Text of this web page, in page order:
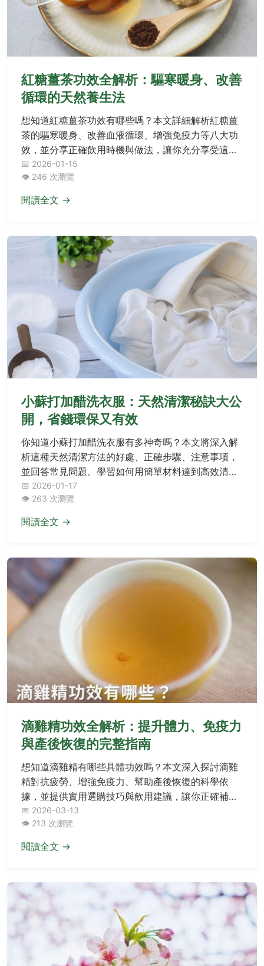
紅糖薑茶功效全解析：驅寒暖身、改善
循環的天然養生法
想知道紅糖薑茶功效有哪些嗎？本文詳細解析紅糖薑
茶的驅寒暖身、改善血液循環、增強免疫力等八大功
效，並分享正確飲用時機與做法，讓你充分享受這杯
傳統養生茶飲的好處。
📅 2026-01-15
👁️ 246 次瀏覽
閱讀全文 →
小蘇打加醋洗衣服：天然清潔秘訣大公
開，省錢環保又有效
你知道小蘇打加醋洗衣服有多神奇嗎？本文將深入解
析這種天然清潔方法的好處、正確步驟、注意事項，
並回答常見問題。學習如何用簡單材料達到高效清
潔，同時保護環境和健康。從原理到實作，我們提供
完整指南，幫助你解決衣物污漬和異味問題，讓洗衣
變得更簡單、更安全。
📅 2026-01-17
👁️ 263 次瀏覽
閱讀全文 →
滴雞精功效全解析：提升體力、免疫力
與產後恢復的完整指南
想知道滴雞精有哪些具體功效嗎？本文深入探討滴雞
精對抗疲勞、增強免疫力、幫助產後恢復的科學依
據，並提供實用選購技巧與飲用建議，讓你正確補充
營養。
📅 2026-03-13
👁️ 213 次瀏覽
閱讀全文 →